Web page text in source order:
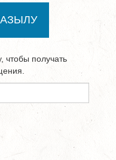
чтобы получать